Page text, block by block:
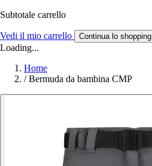
Subtotale carrello
Vedi il mio carrello Continua lo shopping
Loading...
Home
/ Bermuda da bambina CMP